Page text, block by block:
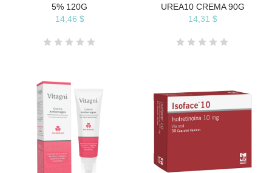
5% 120G
14,46 $
UREA10 CREMA 90G
14,31 $